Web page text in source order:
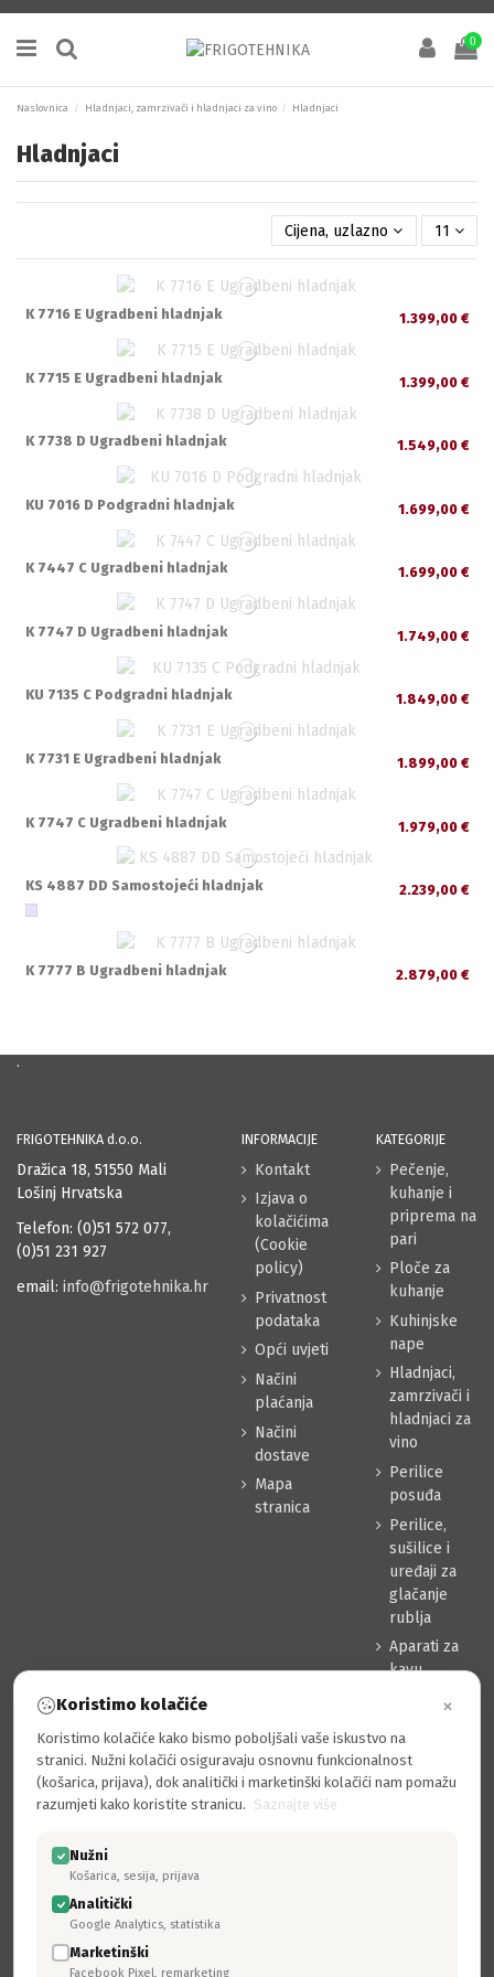
0
Naslovnica Hladnjaci, zamrzivači i hladnjaci za vino Hladnjaci
Hladnjaci
Cijena, uzlazno 11
K 7716 E Ugradbeni hladnjak 1.399,00 €
K 7715 E Ugradbeni hladnjak 1.399,00 €
K 7738 D Ugradbeni hladnjak 1.549,00 €
KU 7016 D Podgradni hladnjak 1.699,00 €
K 7447 C Ugradbeni hladnjak 1.699,00 €
K 7747 D Ugradbeni hladnjak 1.749,00 €
KU 7135 C Podgradni hladnjak 1.849,00 €
K 7731 E Ugradbeni hladnjak 1.899,00 €
K 7747 C Ugradbeni hladnjak 1.979,00 €
KS 4887 DD Samostojeći hladnjak 2.239,00 €
K 7777 B Ugradbeni hladnjak 2.879,00 €
.
Koristimo kolačiće ×
Koristimo kolačiće kako bismo poboljšali vaše iskustvo na
stranici. Nužni kolačići osiguravaju osnovnu funkcionalnost
(košarica, prijava), dok analitički i marketinški kolačići nam pomažu
razumjeti kako koristite stranicu. Saznajte više
Nužni
Košarica, sesija, prijava
Analitički
Google Analytics, statistika
Marketinški
Facebook Pixel, remarketing
FRIGOTEHNIKA d.o.o.
Dražica 18, 51550 Mali
Lošinj Hrvatska
Telefon: (0)51 572 077,
(0)51 231 927
email: info@frigotehnika.hr
INFORMACIJE
Kontakt
Izjava o
kolačićima
(Cookie
policy)
Privatnost
podataka
Opći uvjeti
Načini
plaćanja
Načini
dostave
Mapa
stranica
KATEGORIJE
Pečenje,
kuhanje i
priprema na
pari
Ploče za
kuhanje
Kuhinjske
nape
Hladnjaci,
zamrzivači i
hladnjaci za
vino
Perilice
posuđa
Perilice,
sušilice i
uređaji za
glačanje
rublja
Aparati za
kavu
Usisavači
čišćenje
Pribor
MOJ RAČUN
Prijava
Moj račun
Povijest narudžbi
Adrese
Osobni podaci